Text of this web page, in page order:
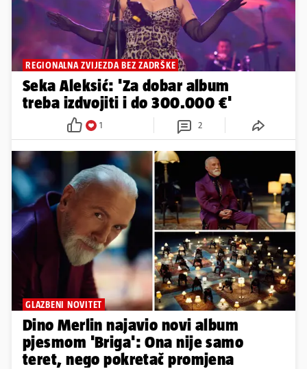
REGIONALNA ZVIJEZDA BEZ ZADRŠKE
Seka Aleksić: 'Za dobar album
treba izdvojiti i do 300.000 €'
1 2
GLAZBENI NOVITET
Dino Merlin najavio novi album
pjesmom 'Briga': Ona nije samo
teret, nego pokretač promjena